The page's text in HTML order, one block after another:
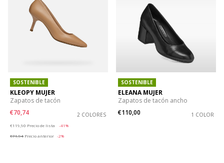
SOSTENIBLE
KLEOPY MUJER
Zapatos de tacón
€70,74
2 COLORES
€119,90 Precio de lista
-41%
€71,94 Precio anterior -2%
SOSTENIBLE
ELEANA MUJER
Zapatos de tacón ancho
€110,00
1 COLOR